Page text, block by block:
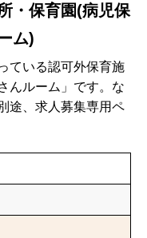
・保育園(病児保
ム)
ている認可外保育施
んルーム」です。な
途、求人募集専用ペ